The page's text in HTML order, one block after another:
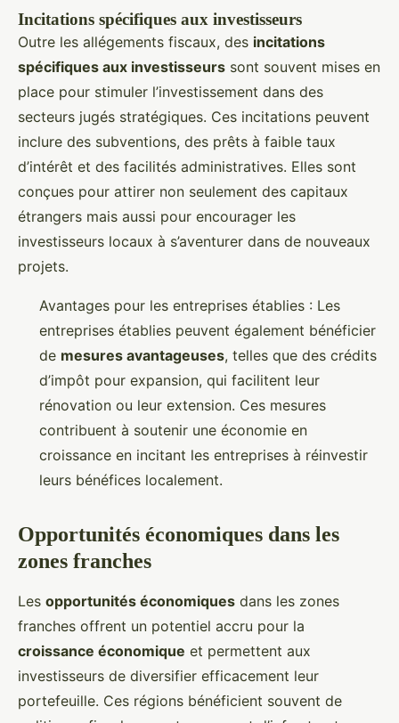
Incitations spécifiques aux investisseurs
Outre les allégements fiscaux, des incitations
spécifiques aux investisseurs sont souvent mises en
place pour stimuler l’investissement dans des
secteurs jugés stratégiques. Ces incitations peuvent
inclure des subventions, des prêts à faible taux
d’intérêt et des facilités administratives. Elles sont
conçues pour attirer non seulement des capitaux
étrangers mais aussi pour encourager les
investisseurs locaux à s’aventurer dans de nouveaux
projets.
Avantages pour les entreprises établies : Les
entreprises établies peuvent également bénéficier
de mesures avantageuses, telles que des crédits
d’impôt pour expansion, qui facilitent leur
rénovation ou leur extension. Ces mesures
contribuent à soutenir une économie en
croissance en incitant les entreprises à réinvestir
leurs bénéfices localement.
Opportunités économiques dans les
zones franches
Les opportunités économiques dans les zones
franches offrent un potentiel accru pour la
croissance économique et permettent aux
investisseurs de diversifier efficacement leur
portefeuille. Ces régions bénéficient souvent de